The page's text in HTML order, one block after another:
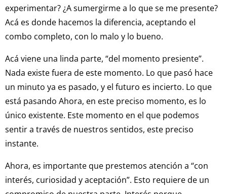
experimentar? ¿A sumergirme a lo que se me presente?
Acá es donde hacemos la diferencia, aceptando el
combo completo, con lo malo y lo bueno.
Acá viene una linda parte, “del momento presiente”.
Nada existe fuera de este momento. Lo que pasó hace
un minuto ya es pasado, y el futuro es incierto. Lo que
está pasando Ahora, en este preciso momento, es lo
único existente. Este momento en el que podemos
sentir a través de nuestros sentidos, este preciso
instante.
Ahora, es importante que prestemos atención a “con
interés, curiosidad y aceptación”. Esto requiere de un